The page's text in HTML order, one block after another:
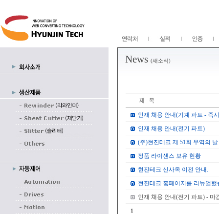
News (새소식)
인재 채용 안내(기계 파트 - 즉
인재 채용 안내(전기 파트)
(주)현진테크 제 51회 무역의
정품 라이센스 보유 현황
현진테크 신사옥 이전 안내.
현진테크 홈페이지를 리뉴얼했
인재 채용 안내(전기 파트) - 마
1